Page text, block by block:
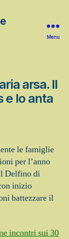
Menu
arsa. Il
e lo anta
le famiglie
per l’anno
Delfino di
inizio
battezzare il
incontri sui 30